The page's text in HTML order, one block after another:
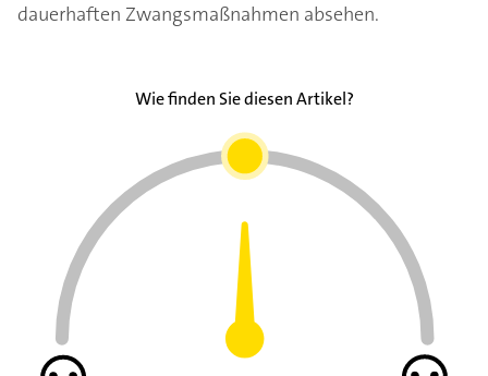
dauerhaften Zwangsmaßnahmen absehen.
Wie finden Sie diesen Artikel?